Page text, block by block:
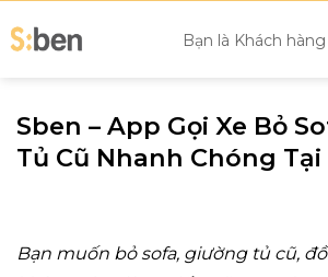
to
Bạn là Khách hàng
Sben – App Gọi Xe Bỏ
Tủ Cũ Nhanh Chóng
Bạn muốn bỏ sofa, giường tủ cũ,